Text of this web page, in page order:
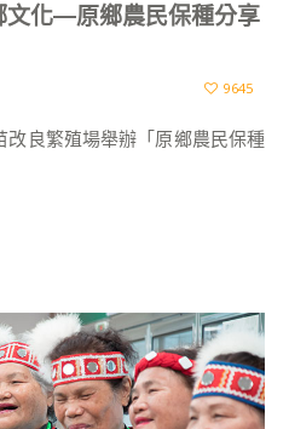
文化—原鄉農民保種分享
9645
良繁殖場舉辦「原鄉農民保種